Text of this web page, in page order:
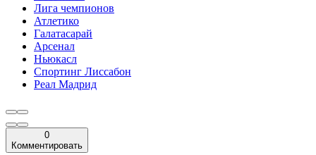
Лига чемпионов
Атлетико
Галатасарай
Арсенал
Ньюкасл
Спортинг Лиссабон
Реал Мадрид
0
Комментировать